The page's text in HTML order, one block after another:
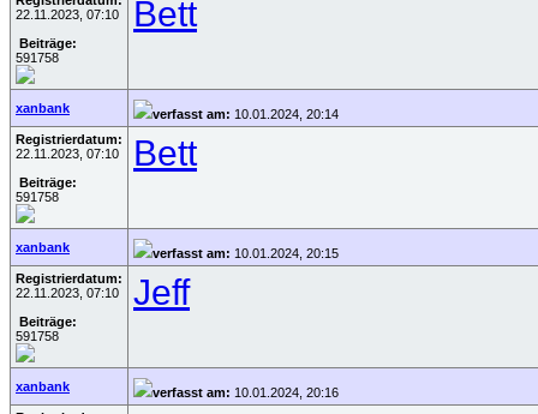
22.11.2023, 07:10
Beiträge:
591758
Bett
xanbank verfasst am: 10.01.2024, 20:14
Registrierdatum:
22.11.2023, 07:10
Beiträge:
591758
Bett
xanbank verfasst am: 10.01.2024, 20:15
Registrierdatum:
22.11.2023, 07:10
Beiträge:
591758
Jeff
xanbank verfasst am: 10.01.2024, 20:16